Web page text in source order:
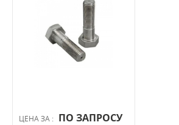
ЦЕНА ЗА : ПО ЗАПРОСУ